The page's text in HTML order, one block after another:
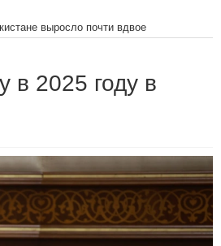
выросло почти вдвое
в 2025 году в